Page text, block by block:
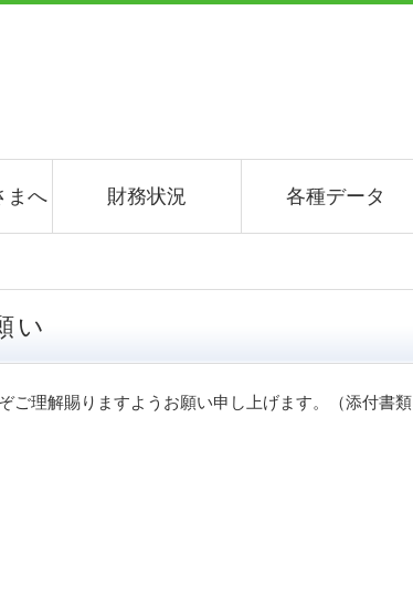
まへ 財務状況 各種データ
い
理解賜りますようお願い申し上げます。（添付書類